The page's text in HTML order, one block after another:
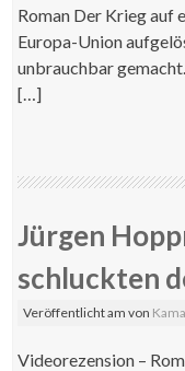
Roman Der Krieg auf
Europa-Union
unbrauchbar
[…]
Jürgen
schluckten
Veröffentlicht amvon
Videorezension –